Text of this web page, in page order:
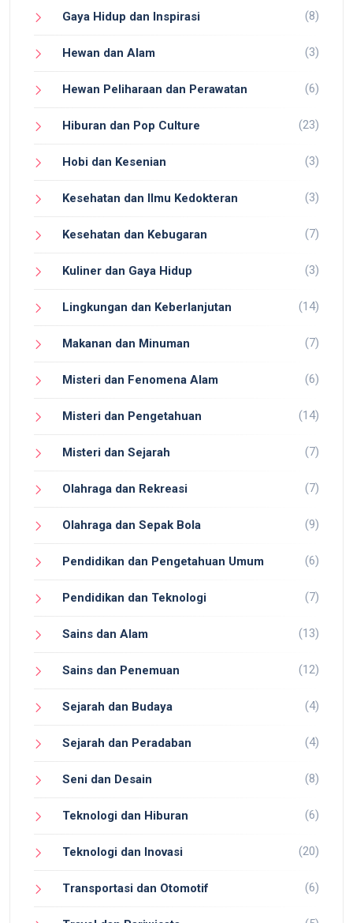
Gaya Hidup dan Inspirasi (8)
Hewan dan Alam (3)
Hewan Peliharaan dan Perawatan (6)
Hiburan dan Pop Culture (23)
Hobi dan Kesenian (3)
Kesehatan dan Ilmu Kedokteran (3)
Kesehatan dan Kebugaran (7)
Kuliner dan Gaya Hidup (3)
Lingkungan dan Keberlanjutan (14)
Makanan dan Minuman (7)
Misteri dan Fenomena Alam (6)
Misteri dan Pengetahuan (14)
Misteri dan Sejarah (7)
Olahraga dan Rekreasi (7)
Olahraga dan Sepak Bola (9)
Pendidikan dan Pengetahuan Umum (6)
Pendidikan dan Teknologi (7)
Sains dan Alam (13)
Sains dan Penemuan (12)
Sejarah dan Budaya (4)
Sejarah dan Peradaban (4)
Seni dan Desain (8)
Teknologi dan Hiburan (6)
Teknologi dan Inovasi (20)
Transportasi dan Otomotif (6)